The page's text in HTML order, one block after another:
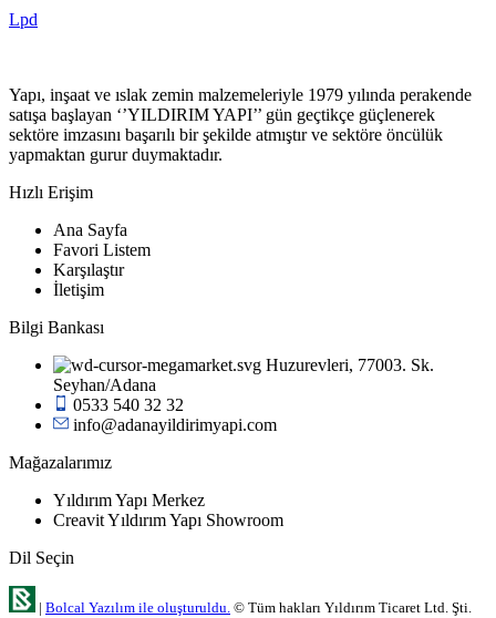
Lpd
Yapı, inşaat ve ıslak zemin malzemeleriyle 1979 yılında perakende
satışa başlayan ‘’YILDIRIM YAPI’’ gün geçtikçe güçlenerek
sektöre imzasını başarılı bir şekilde atmıştır ve sektöre öncülük
yapmaktan gurur duymaktadır.
Hızlı Erişim
Ana Sayfa
Favori Listem
Karşılaştır
İletişim
Bilgi Bankası
Huzurevleri, 77003. Sk.
Seyhan/Adana
0533 540 32 32
info@adanayildirimyapi.com
Mağazalarımız
Yıldırım Yapı Merkez
Creavit Yıldırım Yapı Showroom
Dil Seçin
| Bolcal Yazılım ile oluşturuldu. © Tüm hakları Yıldırım Ticaret Ltd. Şti.